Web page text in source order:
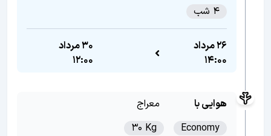
4 شب
26 مرداد
14:00
30 مرداد
12:00
هوایی با
معراج
Economy
30 Kg